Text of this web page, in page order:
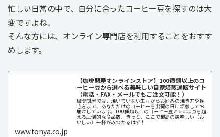
忙しい日常の中で、自分に合ったコーヒー豆を探すのは大
変ですよね。
そんな方には、オンライン専門店を利用することをおすす
めします。
【珈琲問屋オンラインストア】100種類以上のコ
ーヒー豆から選べる美味しい自家焙煎通販サイト
（電話・FAX・メールでもご注文可能！）
珈琲問屋では、焼いていない生豆からお好みの焼き方や挽
き方まで、あなただけのコーヒーを出荷の日に焙煎してお
届けしています。100種類以上のコーヒー豆と6,000点を超
える圧倒的な商品数、きっと、ここで最高の美味しい（お
いしい）一杯がみつかるはず！
www.tonya.co.jp